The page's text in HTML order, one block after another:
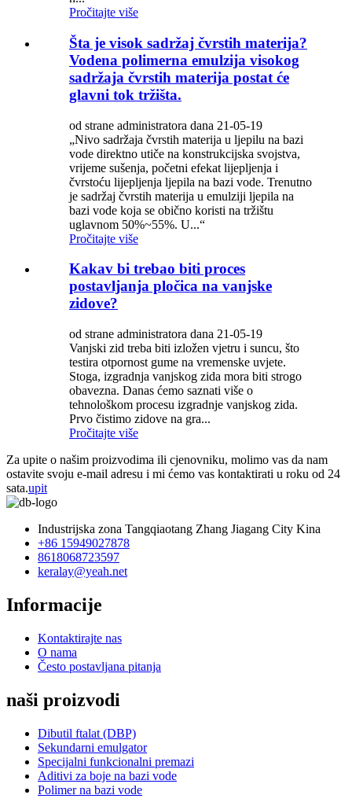
Pročitajte više
Šta je visok sadržaj čvrstih materija?
Vodena polimerna emulzija visokog
sadržaja čvrstih materija postat će
glavni tok tržišta.
od strane administratora dana 21-05-19
„Nivo sadržaja čvrstih materija u ljepilu na bazi
vode direktno utiče na konstrukcijska svojstva,
vrijeme sušenja, početni efekat lijepljenja i
čvrstoću lijepljenja ljepila na bazi vode. Trenutno
je sadržaj čvrstih materija u emulziji ljepila na
bazi vode koja se obično koristi na tržištu
uglavnom 50%~55%. U...“
Pročitajte više
Kakav bi trebao biti proces
postavljanja pločica na vanjske
zidove?
od strane administratora dana 21-05-19
Vanjski zid treba biti izložen vjetru i suncu, što
testira otpornost gume na vremenske uvjete.
Stoga, izgradnja vanjskog zida mora biti strogo
obavezna. Danas ćemo saznati više o
tehnološkom procesu izgradnje vanjskog zida.
Prvo čistimo zidove na gra...
Pročitajte više
Za upite o našim proizvodima ili cjenovniku, molimo vas da nam
ostavite svoju e-mail adresu i mi ćemo vas kontaktirati u roku od 24
sata.upit
Industrijska zona Tangqiaotang Zhang Jiagang City Kina
+86 15949027878
8618068723597
keralay@yeah.net
Informacije
Kontaktirajte nas
O nama
Često postavljana pitanja
naši proizvodi
Dibutil ftalat (DBP)
Sekundarni emulgator
Specijalni funkcionalni premazi
Aditivi za boje na bazi vode
Polimer na bazi vode